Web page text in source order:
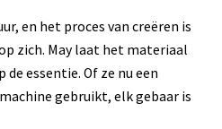
en het proces van creëren is
zich. May laat het materiaal
essentie. Of ze nu een
gebruikt, elk gebaar is